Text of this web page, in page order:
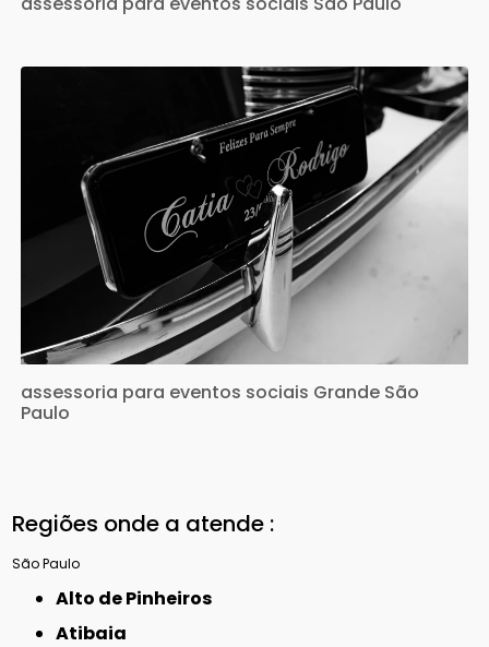
assessoria para eventos sociais Grande São
Paulo
Regiões onde a atende :
São Paulo
Alto de Pinheiros
Atibaia